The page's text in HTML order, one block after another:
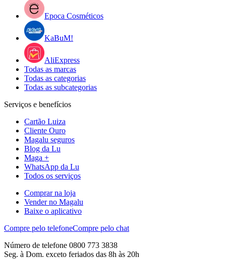
Epoca Cosméticos
KaBuM!
AliExpress
Todas as marcas
Todas as categorias
Todas as subcategorias
Serviços e benefícios
Cartão Luiza
Cliente Ouro
Magalu seguros
Blog da Lu
Maga +
WhatsApp da Lu
Todos os serviços
Comprar na loja
Vender no Magalu
Baixe o aplicativo
Compre pelo telefoneCompre pelo chat
Número de telefone 0800 773 3838
Seg. à Dom. exceto feriados das 8h às 20h